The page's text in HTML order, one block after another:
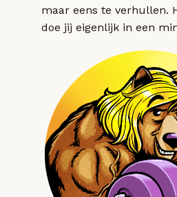
maar eens te verhullen.
doe jij eigenlijk in een